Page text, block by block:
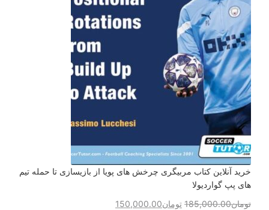
خرید آنلاین کتاب مربیگری چرخش های پویا از بازیسازی تا حمله تیم
های پپ گواردیولا
تومان185,000.00 تومان150,000.00